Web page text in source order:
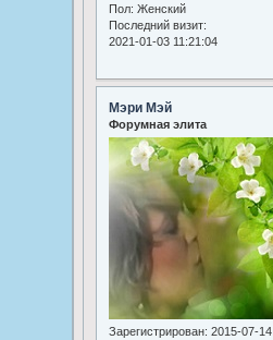
Пол: Женский
Последний визит:
2021-01-03 11:21:04
Мэри Мэй
Форумная элита
Зарегистрирован: 2015-07-14